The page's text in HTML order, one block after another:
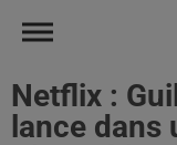
Netflix :
lance dans